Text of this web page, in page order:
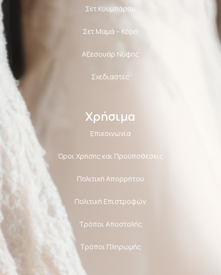
Σετ Κουμπάρου
Σετ Μαμά – Κόρη
Αξεσουάρ Νύφης
Σχεδιαστές
Χρήσιμα
Επικοινωνία
Όροι Χρήσης και Προϋποθέσεις
Πολιτική Aπορρήτου
Πολιτική Επιστροφών
Τρόποι Αποστολής
Τρόποι Πληρωμής